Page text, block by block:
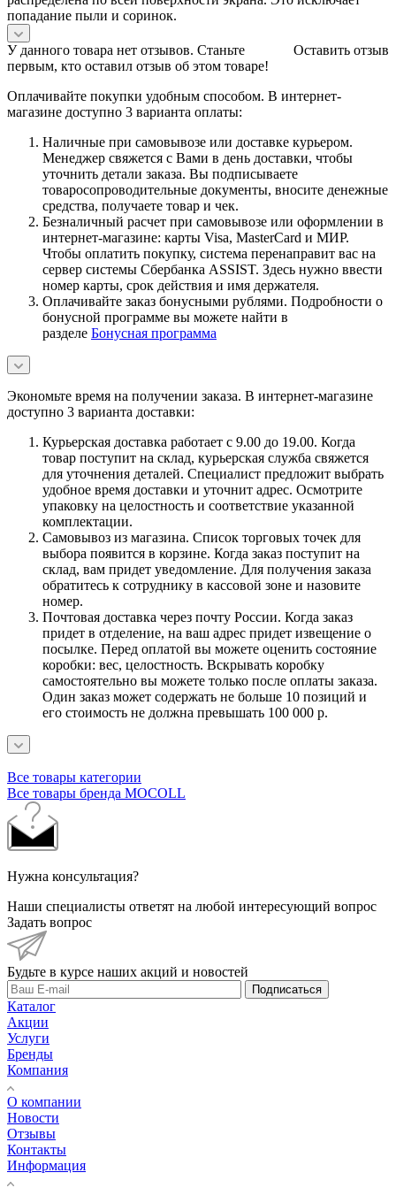
попадание пыли и соринок.
Оставить отзыв
У данного товара нет отзывов. Станьте
первым, кто оставил отзыв об этом товаре!
Оплачивайте покупки удобным способом. В интернет-
магазине доступно 3 варианта оплаты:
Наличные при самовывозе или доставке курьером.
Менеджер свяжется с Вами в день доставки, чтобы
уточнить детали заказа. Вы подписываете
товаросопроводительные документы, вносите денежные
средства, получаете товар и чек.
Безналичный расчет при самовывозе или оформлении в
интернет-магазине: карты Visa, MasterCard и МИР.
Чтобы оплатить покупку, система перенаправит вас на
сервер системы Сбербанка ASSIST. Здесь нужно ввести
номер карты, срок действия и имя держателя.
Оплачивайте заказ бонусными рублями. Подробности о
бонусной программе вы можете найти в
разделе Бонусная программа
Экономьте время на получении заказа. В интернет-магазине
доступно 3 варианта доставки:
Курьерская доставка работает с 9.00 до 19.00. Когда
товар поступит на склад, курьерская служба свяжется
для уточнения деталей. Специалист предложит выбрать
удобное время доставки и уточнит адрес. Осмотрите
упаковку на целостность и соответствие указанной
комплектации.
Самовывоз из магазина. Список торговых точек для
выбора появится в корзине. Когда заказ поступит на
склад, вам придет уведомление. Для получения заказа
обратитесь к сотруднику в кассовой зоне и назовите
номер.
Почтовая доставка через почту России. Когда заказ
придет в отделение, на ваш адрес придет извещение о
посылке. Перед оплатой вы можете оценить состояние
коробки: вес, целостность. Вскрывать коробку
самостоятельно вы можете только после оплаты заказа.
Один заказ может содержать не больше 10 позиций и
его стоимость не должна превышать 100 000 р.
Все товары категории
Все товары бренда MOCOLL
Нужна консультация?
Наши специалисты ответят на любой интересующий вопрос
Задать вопрос
Будьте в курсе наших акций и новостей
Подписаться
Каталог
Акции
Услуги
Бренды
Компания
О компании
Новости
Отзывы
Контакты
Информация